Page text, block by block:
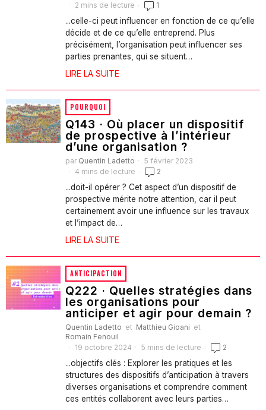
2 mins de lecture
1
...celle-ci peut influencer en fonction de ce qu’elle
décide et de ce qu’elle entreprend. Plus
précisément, l’organisation peut influencer ses
parties prenantes, qui se situent…
LIRE LA SUITE
POURQUOI
Q143 · Où placer un dispositif
de prospective à l’intérieur
d’une organisation ?
par Quentin Ladetto
5 février 2023
4 mins de lecture
2
...doit-il opérer ? Cet aspect d’un dispositif de
prospective mérite notre attention, car il peut
certainement avoir une influence sur les travaux
et l’impact de…
LIRE LA SUITE
ANTICIPACTION
Q222 · Quelles stratégies dans
les organisations pour
anticiper et agir pour demain ?
Quentin Ladetto et Matthieu Gioani et
Romain Fenouil
19 octobre 2024
5 mins de lecture 2
...objectifs clés : Explorer les pratiques et les
structures des dispositifs d’anticipation à travers
diverses organisations et comprendre comment
ces entités collaborent avec leurs parties…